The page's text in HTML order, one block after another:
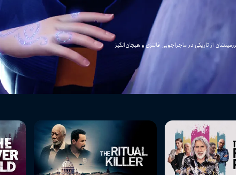
از تاریکی در ماجراجویی فانتزی و هیجان‌انگیز